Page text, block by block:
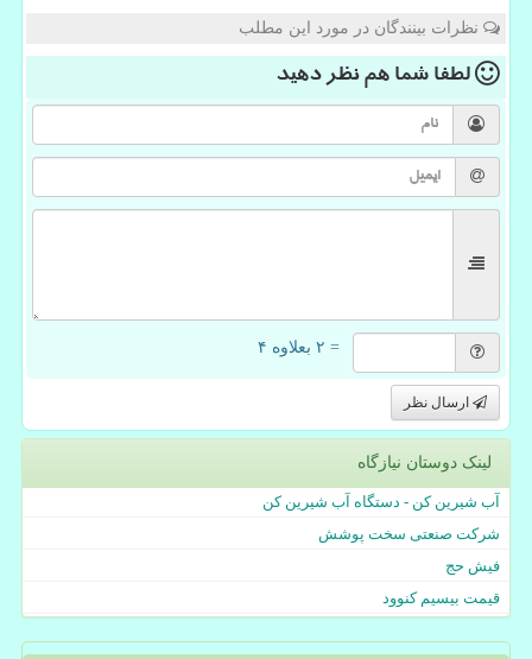
نظرات بینندگان در مورد این مطلب
لطفا شما همنظر دهید
= ۲ بعلاوه ۴
ارسال نظر
لینک دوستان نیازگاه
آب شیرین کن - دستگاه آب شیرین کن
شرکت صنعتی سخت پوشش
فیش حج
قیمت بیسیم کنوود